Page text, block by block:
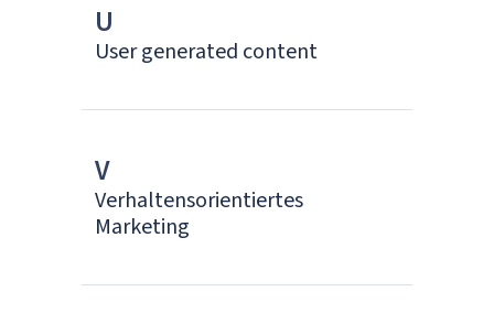
U
User generated content
V
Verhaltensorientiertes
Marketing